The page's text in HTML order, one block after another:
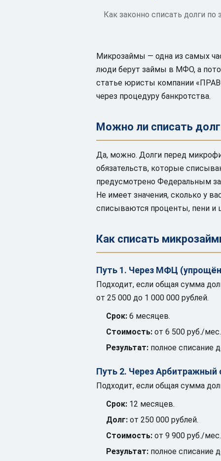
Как законно списать долги
Микрозаймы — одна из самых
люди берут займы в МФО, а
статье юристы компании
через процедуру банкротства.
Можно ли списать
Да, можно. Долги перед
обязательств, которые
предусмотрено Федеральным
Не имеет значения, сколько у
списываются проценты, пени и
Как списать
Путь 1. Через МФЦ
Подходит, если общая сумма
от 25 000 до 1 000 000 рублей.
Срок: 6 месяцев.
Стоимость: от 6 500 руб./мес.
Результат: полное списание
Путь 2. Через Арбитражный
Подходит, если общая сумма
Срок: 12 месяцев.
Долг: от 250 000 рублей.
Стоимость: от 9 900 руб./мес.
Результат: полное списание